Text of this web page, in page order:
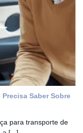
Saber Sobre
para transporte de